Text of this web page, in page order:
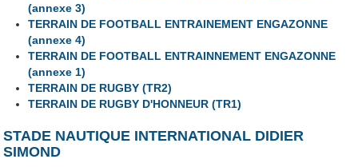
(annexe 3)
TERRAIN DE FOOTBALL ENTRAINEMENT ENGAZONNE
(annexe 4)
TERRAIN DE FOOTBALL ENTRAINNEMENT ENGAZONNE
(annexe 1)
TERRAIN DE RUGBY (TR2)
TERRAIN DE RUGBY D'HONNEUR (TR1)
STADE NAUTIQUE INTERNATIONAL DIDIER
SIMOND